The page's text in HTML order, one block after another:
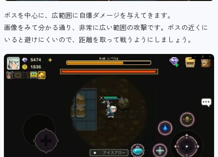
ボスを中心に、広範囲に自爆ダメージを与えてきます。
画像をみて分かる通り、非常に広い範囲の攻撃です。ボスの近くに
いると避けにくいので、距離を取って戦うようにしましょう。